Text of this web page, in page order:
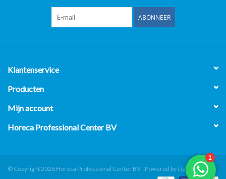
ABONNEER
Klantenservice
Producten
Mijn account
Horeca Professional Center BV
© Copyright 2026 Horeca Professional Center BV - Powered by Lightspeed